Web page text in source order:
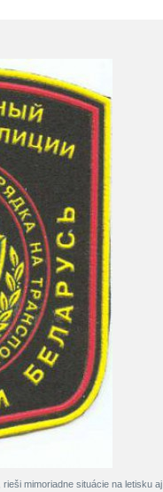
mimoriadne situácie na letisku aj